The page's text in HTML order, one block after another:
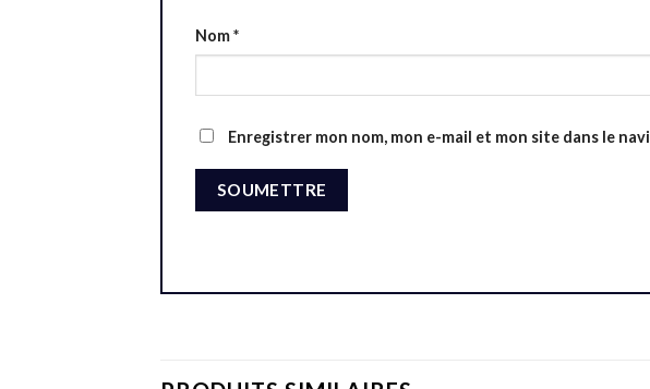
Nom*
Enregistrer mon nom, mon e-mail et mon site dans le